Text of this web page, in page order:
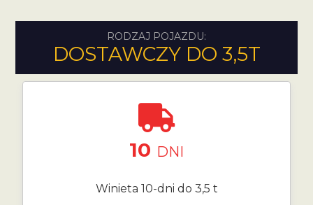
RODZAJ POJAZDU:
DOSTAWCZY DO 3,5T
10 DNI
Winieta 10-dni do 3,5 t